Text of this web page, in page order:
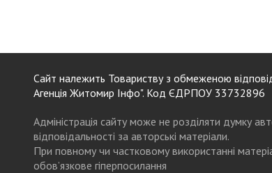
Сайт належить Товариству з обмеженою
Агенція Житомир Інфо". Код ЄДРПОУ 33732896
Адміністрація сайту може не розділяти думку
відповідальності за авторські матеріали.
При повному чи частковому використанні
обов’язкове гіперпосилання